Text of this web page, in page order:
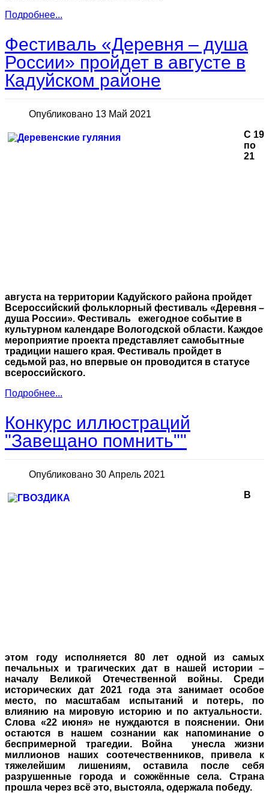
Подробнее...
Фестиваль «Деревня – душа
России» пройдет в августе в
Кадуйском районе
Опубликовано 13 Май 2021
С 19
по
21
августа на территории Кадуйского района пройдет
Всероссийский фольклорный фестиваль «Деревня –
душа России». Фестиваль ежегодное событие в
культурном календаре Вологодской области. Каждое
мероприятие проекта представляет самобытные
традиции нашего края. Фестиваль пройдет в
седьмой раз, но впервые он проводится в статусе
всероссийского.
Подробнее...
Конкурс иллюстраций
"Завещано помнить""
Опубликовано 30 Апрель 2021
В
этом году исполняется 80 лет одной из самых
печальных и трагических дат в нашей истории –
началу Великой Отечественной войны. Среди
исторических дат 2021 года эта занимает особое
место, по масштабам испытаний и потерь, по
влиянию на мировую историю и по актуальности.
Слова «22 июня» не нуждаются в пояснении. Они
остаются в нашем сознании как напоминание о
беспримерной трагедии. Война унесла жизни
миллионов наших соотечественников, привела к
тяжелейшим лишениям, оставила после себя
разрушенные города и сожжённые села. Страна
прошла через всё это, выстояла, одержала победу.